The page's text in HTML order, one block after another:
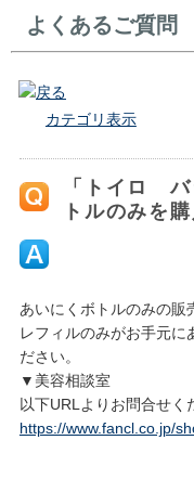
よくあるご質問
戻る
カテゴリ表示
「トイロ バ
トルのみを
あいにくボトルのみの販
レフィルのみがお手元に
ださい。
▼美容相談室
以下URLよりお問合せく
https://www.fancl.co.jp/